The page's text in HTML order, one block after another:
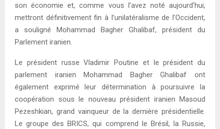
son économie et, comme vous l’avez noté aujourd’hui,
mettront définitivement fin à l’unilatéralisme de l’Occident,
a souligné Mohammad Bagher Ghalibaf, président du
Parlement iranien.
Le président russe Vladimir Poutine et le président du
parlement iranien Mohammad Bagher Ghalibaf ont
également exprimé leur détermination à poursuivre la
coopération sous le nouveau président iranien Masoud
Pezeshkian, grand vainqueur de la dernière présidentielle.
Le groupe des BRICS, qui comprend le Brésil, la Russie,